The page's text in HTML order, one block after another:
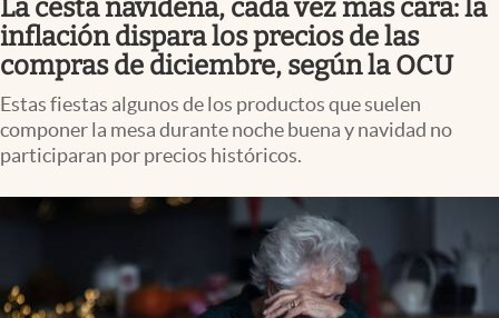
La cesta navideña, cada vez más cara: la
inflación dispara los precios de las
compras de diciembre, según la OCU
Estas fiestas algunos de los productos que suelen
componer la mesa durante noche buena y navidad no
participaran por precios históricos.